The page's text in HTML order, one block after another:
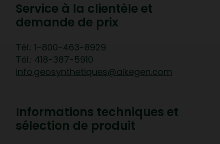
Service à la clientèle et
demande de prix
Tél.: 1-800-463-8929
Tél.: 418-387-5910
info.geosynthetiques@alkegen.com
Informations techniques et
sélection de produit